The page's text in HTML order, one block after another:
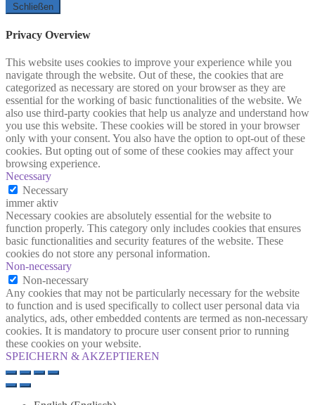
Schließen
Privacy Overview
This website uses cookies to improve your experience while you
navigate through the website. Out of these, the cookies that are
categorized as necessary are stored on your browser as they are
essential for the working of basic functionalities of the website. We
also use third-party cookies that help us analyze and understand how
you use this website. These cookies will be stored in your browser
only with your consent. You also have the option to opt-out of these
cookies. But opting out of some of these cookies may affect your
browsing experience.
Necessary
Necessary
immer aktiv
Necessary cookies are absolutely essential for the website to
function properly. This category only includes cookies that ensures
basic functionalities and security features of the website. These
cookies do not store any personal information.
Non-necessary
Non-necessary
Any cookies that may not be particularly necessary for the website
to function and is used specifically to collect user personal data via
analytics, ads, other embedded contents are termed as non-necessary
cookies. It is mandatory to procure user consent prior to running
these cookies on your website.
SPEICHERN & AKZEPTIEREN